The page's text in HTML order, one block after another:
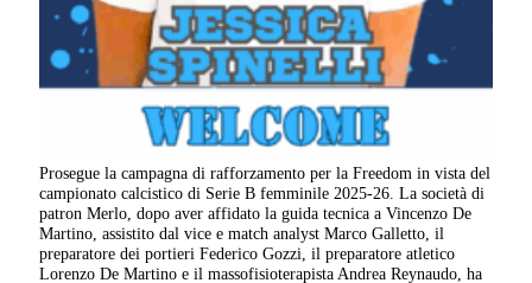
Prosegue la campagna di rafforzamento per la Freedom in vista del
campionato calcistico di Serie B femminile 2025-26. La società di
patron Merlo, dopo aver affidato la guida tecnica a Vincenzo De
Martino, assistito dal vice e match analyst Marco Galletto, il
preparatore dei portieri Federico Gozzi, il preparatore atletico
Lorenzo De Martino e il massofisioterapista Andrea Reynaudo, ha